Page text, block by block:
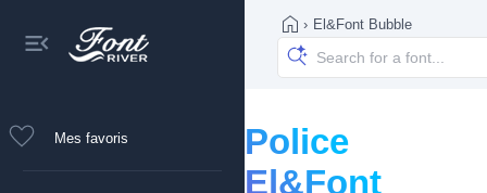
Mes favoris
› El&Font Bubble
Police
El&Font